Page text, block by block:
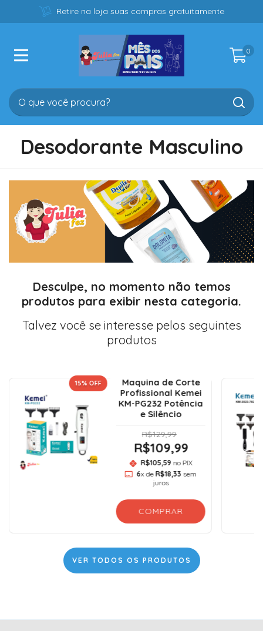
Retire na loja suas compras gratuitamente
0
Desodorante Masculino
Desculpe, no momento não temos
produtos para exibir nesta categoria.
Talvez você se interesse pelos seguintes
produtos
15% OFF
Maquina de Corte
Profissional Kemei
KM-PG232 Potência
e Silêncio
R$129,99
R$109,99
R$105,59 no PIX
6x de R$18,33 sem
juros
COMPRAR
VER TODOS OS PRODUTOS